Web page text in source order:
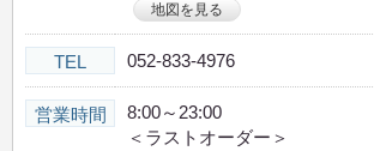
地図を見る
TEL 052-833-4976
営業時間
8:00～23:00
＜ラストオーダー＞